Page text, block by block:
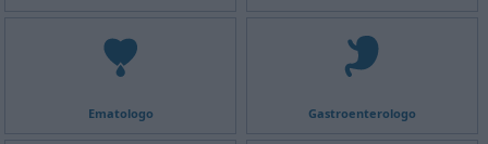
Ematologo Gastroenterologo